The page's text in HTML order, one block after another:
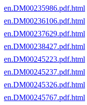
en.DM00235986.pdf.html
en.DM00236106.pdf.html
en.DM00237629.pdf.html
en.DM00238427.pdf.html
en.DM00245223.pdf.html
en.DM00245237.pdf.html
en.DM00245326.pdf.html
en.DM00245767.pdf.html